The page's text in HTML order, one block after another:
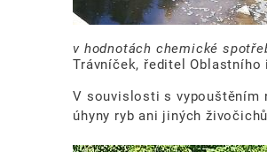
v hodnotách chemické
Trávníček, ředitel Oblastního
V souvislosti s vypouštěním
úhyny ryb ani jiných